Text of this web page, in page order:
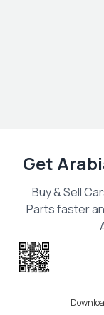
Get
Buy & Sell
Parts faster